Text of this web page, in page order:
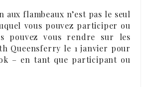
aux flambeaux n’est pas le seul
vous pouvez participer ou
pouvez vous rendre sur les
Queensferry le 1 janvier pour
– en tant que participant ou